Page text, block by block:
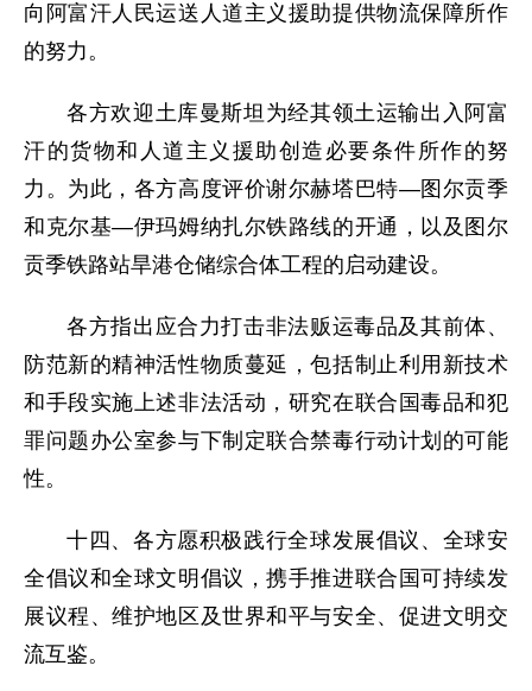
向阿富汗人民运送人道主义援助提供物流保障所作
的努力。
各方欢迎土库曼斯坦为经其领土运输出入阿富
汗的货物和人道主义援助创造必要条件所作的努
力。为此，各方高度评价谢尔赫塔巴特—图尔贡季
和克尔基—伊玛姆纳扎尔铁路线的开通，以及图尔
贡季铁路站旱港仓储综合体工程的启动建设。
各方指出应合力打击非法贩运毒品及其前体、
防范新的精神活性物质蔓延，包括制止利用新技术
和手段实施上述非法活动，研究在联合国毒品和犯
罪问题办公室参与下制定联合禁毒行动计划的可能
性。
十四、各方愿积极践行全球发展倡议、全球安
全倡议和全球文明倡议，携手推进联合国可持续发
展议程、维护地区及世界和平与安全、促进文明交
流互鉴。